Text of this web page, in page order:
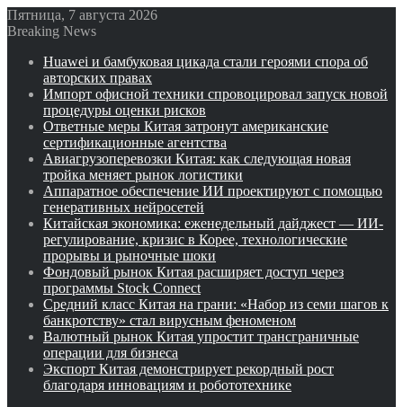
Пятница, 7 августа 2026
Breaking News
Huawei и бамбуковая цикада стали героями спора об
авторских правах
Импорт офисной техники спровоцировал запуск новой
процедуры оценки рисков
Ответные меры Китая затронут американские
сертификационные агентства
Авиагрузоперевозки Китая: как следующая новая
тройка меняет рынок логистики
Аппаратное обеспечение ИИ проектируют с помощью
генеративных нейросетей
Китайская экономика: еженедельный дайджест — ИИ-
регулирование, кризис в Корее, технологические
прорывы и рыночные шоки
Фондовый рынок Китая расширяет доступ через
программы Stock Connect
Средний класс Китая на грани: «Набор из семи шагов к
банкротству» стал вирусным феноменом
Валютный рынок Китая упростит трансграничные
операции для бизнеса
Экспорт Китая демонстрирует рекордный рост
благодаря инновациям и робототехнике